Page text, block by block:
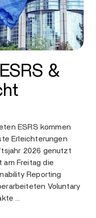
&
ESRS kommen
Erleichterungen
2026 genutzt
am Freitag die
Reporting
Voluntary
…